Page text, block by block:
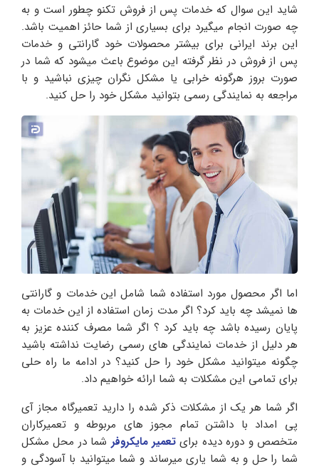
شاید این سوال که خدمات پس از فروش تکنو چطور است و به
چه صورت انجام میگیرد برای بسیاری از شما حائز اهمیت باشد.
این برند ایرانی برای بیشتر محصولات خود گارانتی و خدمات
پس از فروش در نظر گرفته این موضوع باعث میشود که شما در
صورت بروز هرگونه خرابی یا مشکل نگران چیزی نباشید و با
مراجعه به نمایندگی رسمی بتوانید مشکل خود را حل کنید.
اما اگر محصول مورد استفاده شما شامل این خدمات و گارانتی
ها نمیشد چه باید کرد؟ اگر مدت زمان استفاده از این خدمات به
پایان رسیده باشد چه باید کرد ؟ اگر شما مصرف کننده عزیز به
هر دلیل از خدمات نمایندگی های رسمی رضایت نداشته باشید
چگونه میتوانید مشکل خود را حل کنید؟ در ادامه ما راه حلی
برای تمامی این مشکلات به شما ارائه خواهیم داد.
اگر شما هر یک از مشکلات ذکر شده را دارید تعمیرگاه مجاز آی
پی امداد با داشتن تمام مجوز های مربوطه و تعمیرکاران
متخصص و دوره دیده برای تعمیر مایکروفر شما در محل مشکل
شما را حل و به شما یاری میرساند و شما میتوانید با آسودگی و